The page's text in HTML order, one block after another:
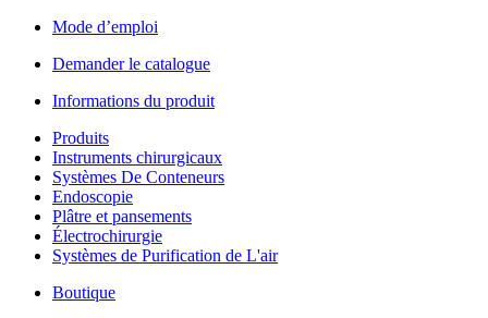
Mode d’emploi
Demander le catalogue
Informations du produit
Produits
Instruments chirurgicaux
Systèmes De Conteneurs
Endoscopie
Plâtre et pansements
Électrochirurgie
Systèmes de Purification de L'air
Boutique